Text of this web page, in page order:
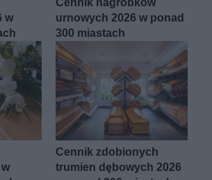
w
urnowych 2026 w ponad
300 miastach
Cennik zdobionych
trumien dębowych 2026